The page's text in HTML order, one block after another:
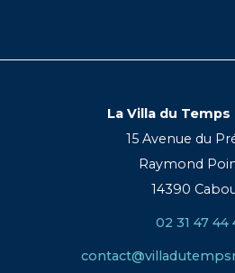
La Villa du
15 Avenue du
Raymond
14390
02 31 47 44